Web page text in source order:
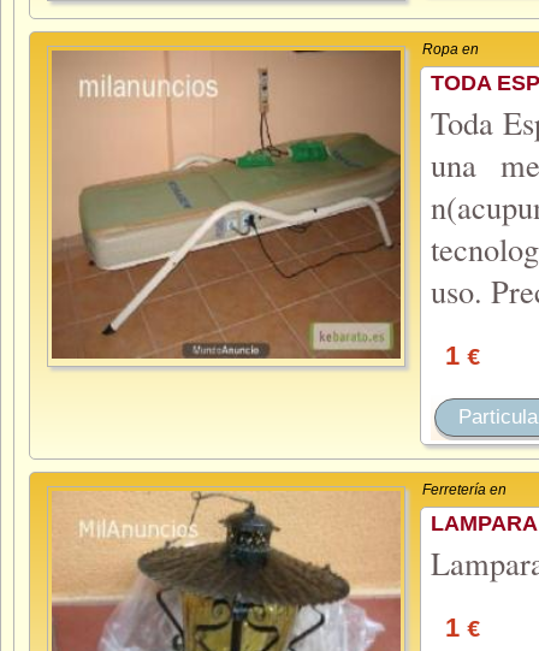
Ropa en
TODA
Toda
una
uso.
1 €
Ferretería en
1 €